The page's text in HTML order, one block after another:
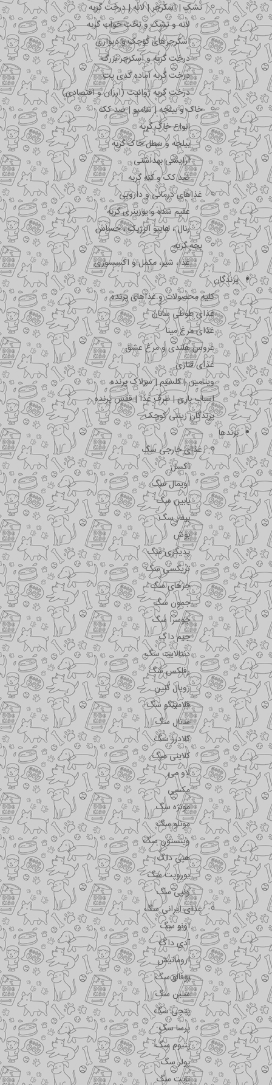
تشک | اسکرچر | لانه | درخت گربه
لانه و تشک و تخت خواب گربه
اسکرچرهای کوچک و دیواری
درخت گربه و اسکرچر بزرگ
درخت گربه آماده کدی پت
درخت گربه ژوانیت (ارزان و اقتصادی)
خاک و بیلچه | شامپو | ضد کک
انواع خاک گربه
بیلچه و سطل خاک گربه
آرایشی بهداشتی
ضد کک و کنه گربه
غذاهای درمانی و دارویی
عقیم شده و یورینری گربه
رنال ، هایپو آلرژیک ، حساس
بچه گربه
غذا، شیر، مکمل و اکسسوری
پرندگان
کلیه محصولات و غذاهای پرنده
غذای طوطی سانان
غذای مرغ مینا
عروس هلندی و مرغ عشق
غذای قناری
ویتامین | کلسیم | سرلاک پرنده
اسباب بازی | ظرف غذا | قفس پرنده
پرندگان زینتی کوچک
برندها
غذای خارجی سگ
اکسل
اویمال سگ
بابین سگ
بیفار سگ
بوش
پدیگری سگ
تریکسی سگ
جرهای سگ
جمون سگ
جوسرا سگ
جیم داگ
دنتالایت سگ
رفلکس سگ
رویال کنین
فلامینگو سگ
سانال سگ
کلادرز سگ
کلاینی سگ
لاو می
مکسی
مونژه سگ
مونلو سگ
وینستون سگ
هپی داگ
یوروپت سگ
ونپی سگ
غذای ایرانی سگ
اونو سگ
آدی داگ
اروماتیش
بوفالو سگ
سلبن سگ
پتچی سگ
پرسا سگ
پتیوم سگ
پولر سگ
تاپت سگ